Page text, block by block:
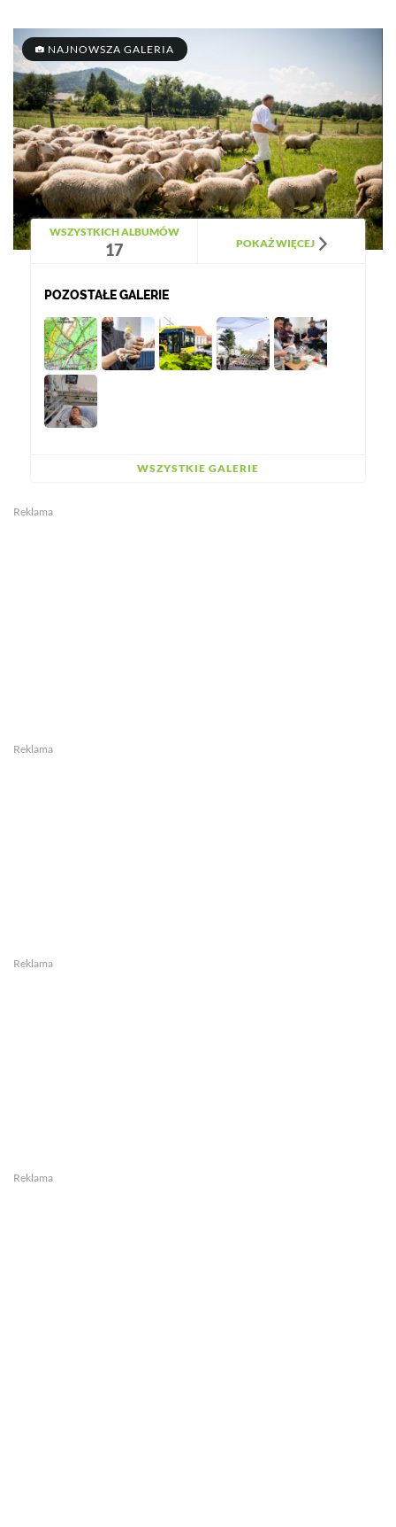
NAJNOWSZA GALERIA
WSZYSTKICH ALBUMÓW
17 POKAŻ WIĘCEJ
POZOSTAŁE GALERIE
WSZYSTKIE GALERIE
Reklama
Reklama
Reklama
Reklama